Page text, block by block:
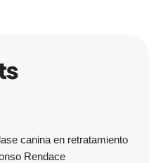
canina en retratamiento
Rendace